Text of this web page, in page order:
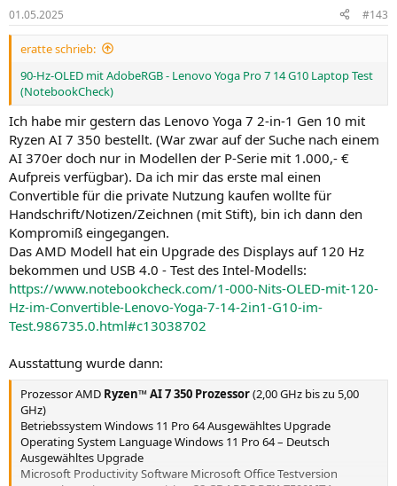
01.05.2025 #143
eratte schrieb:
90-Hz-OLED mit AdobeRGB - Lenovo Yoga Pro 7 14 G10 Laptop Test
(NotebookCheck)
Ich habe mir gestern das Lenovo Yoga 7 2-in-1 Gen 10 mit
Ryzen AI 7 350 bestellt. (War zwar auf der Suche nach einem
AI 370er doch nur in Modellen der P-Serie mit 1.000,- €
Aufpreis verfügbar). Da ich mir das erste mal einen
Convertible für die private Nutzung kaufen wollte für
Handschrift/Notizen/Zeichnen (mit Stift), bin ich dann den
Kompromiß eingegangen.
Das AMD Modell hat ein Upgrade des Displays auf 120 Hz
bekommen und USB 4.0 - Test des Intel-Modells:
https://www.notebookcheck.com/1-000-Nits-OLED-mit-120-
Hz-im-Convertible-Lenovo-Yoga-7-14-2in1-G10-im-
Test.986735.0.html#c13038702
Ausstattung wurde dann:
Prozessor AMD Ryzen™ AI 7 350 Prozessor(2,00 GHz bis zu 5,00
GHz)
Betriebssystem Windows 11 Pro 64 Ausgewähltes Upgrade
Operating System Language Windows 11 Pro 64 – Deutsch
Ausgewähltes Upgrade
Microsoft Productivity Software Microsoft Office Testversion